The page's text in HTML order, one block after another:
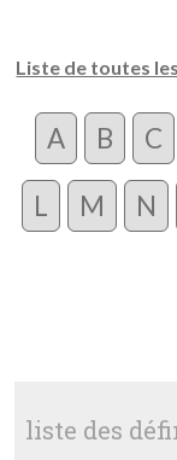
Liste de toutes
A B C
L M N
liste des